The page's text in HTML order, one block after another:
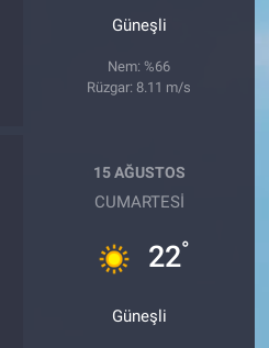
Güneşli
Nem: %66
Rüzgar: 8.11 m/s
15 AĞUSTOS
CUMARTESI
22°
Güneşli